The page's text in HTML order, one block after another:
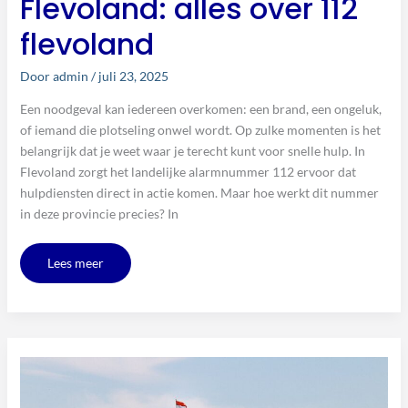
Flevoland: alles over 112
flevoland
Dooradmin /juli 23, 2025
Een noodgeval kan iedereen overkomen: een brand, een ongeluk,
of iemand die plotseling onwel wordt. Op zulke momenten is het
belangrijk dat je weet waar je terecht kunt voor snelle hulp. In
Flevoland zorgt het landelijke alarmnummer 112 ervoor dat
hulpdiensten direct in actie komen. Maar hoe werkt dit nummer
in deze provincie precies? In
Lees meer
bijzondere
kleuren